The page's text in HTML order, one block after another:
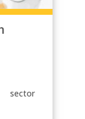
sector